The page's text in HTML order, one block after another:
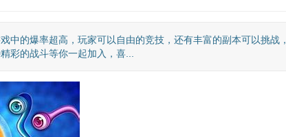
中的爆率超高，玩家可以自由的竞技，还有丰富的副本可以挑战，
彩的战斗等你一起加入，喜...